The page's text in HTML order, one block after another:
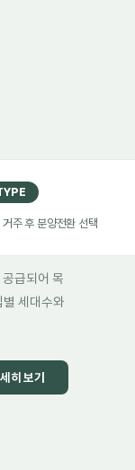
주 후 분양전환 선택
급되어 목
세대수와
히 보기